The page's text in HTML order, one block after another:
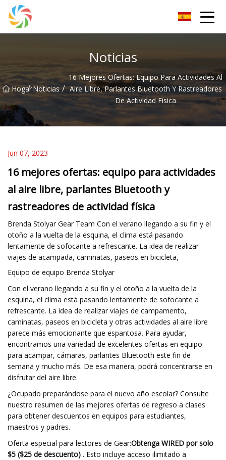
Noticias
Hogar
/ Noticias /
16 Mejores Ofertas: Equipo Para Actividades Al
Aire Libre, Parlantes Bluetooth Y Rastreadores
De Actividad Física
Jun 07, 2023
16 mejores ofertas: equipo para actividades
al aire libre, parlantes Bluetooth y
rastreadores de actividad física
Brenda Stolyar Gear Team Con el verano llegando a su fin y el
otoño a la vuelta de la esquina, el clima está pasando
lentamente de sofocante a refrescante. La idea de realizar
viajes de acampada, caminatas, paseos en bicicleta,
Equipo de equipo Brenda Stolyar
Con el verano llegando a su fin y el otoño a la vuelta de la
esquina, el clima está pasando lentamente de sofocante a
refrescante. La idea de realizar viajes de campamento,
caminatas, paseos en bicicleta y otras actividades al aire libre
parece más emocionante que espantosa. Para ayudar,
encontramos una variedad de excelentes ofertas en equipo
para acampar, cámaras, parlantes Bluetooth este fin de
semana y mucho más. De esa manera, podrá concentrarse en
disfrutar del aire libre.
¿Ocupado preparándose para el nuevo año escolar? Consulte
nuestro resumen de las mejores ofertas de regreso a clases
para obtener descuentos en equipos para estudiantes,
maestros y padres.
Oferta especial para lectores de Gear:Obtenga WIRED por solo
$5 ($25 de descuento) . Esto incluye acceso ilimitado a